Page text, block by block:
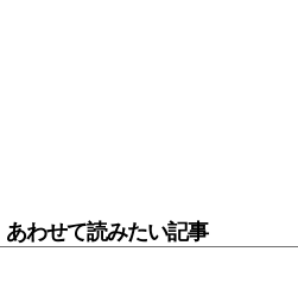
あわせて読みたい記事